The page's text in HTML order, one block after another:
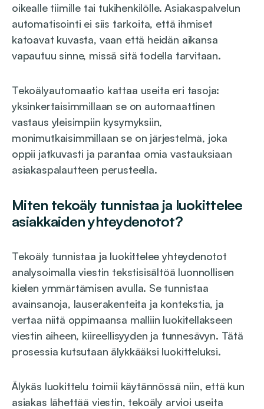
oikealle tiimille tai tukihenkilölle. Asiakaspalvelun
automatisointi ei siis tarkoita, että ihmiset
katoavat kuvasta, vaan että heidän aikansa
vapautuu sinne, missä sitä todella tarvitaan.
Tekoälyautomaatio kattaa useita eri tasoja:
yksinkertaisimmillaan se on automaattinen
vastaus yleisimpiin kysymyksiin,
monimutkaisimmillaan se on järjestelmä, joka
oppii jatkuvasti ja parantaa omia vastauksiaan
asiakaspalautteen perusteella.
Miten tekoäly tunnistaa ja luokittelee
asiakkaiden yhteydenotot?
Tekoäly tunnistaa ja luokittelee yhteydenotot
analysoimalla viestin tekstisisältöä luonnollisen
kielen ymmärtämisen avulla. Se tunnistaa
avainsanoja, lauserakenteita ja kontekstia, ja
vertaa niitä oppimaansa malliin luokitellakseen
viestin aiheen, kiireellisyyden ja tunnesävyn. Tätä
prosessia kutsutaan älykkääksi luokitteluksi.
Älykäs luokittelu toimii käytännössä niin, että kun
asiakas lähettää viestin, tekoäly arvioi useita